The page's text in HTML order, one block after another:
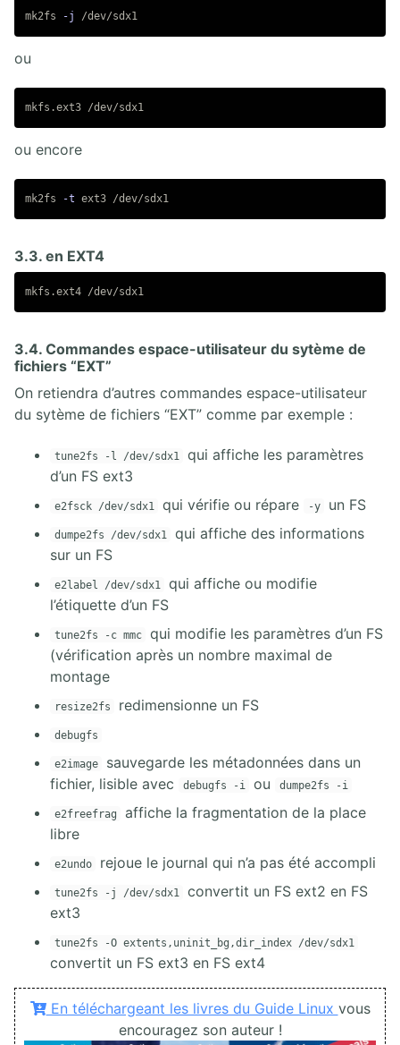
mk2fs -j
ou
ou encore
mk2fs -t
3.3. en EXT4
3.4. Commandes espace-utilisateur du sytème de
fichiers “EXT”
On retiendra d’autres commandes espace-utilisateur
du sytème de fichiers “EXT” comme par exemple :
tune2fs -l /dev/sdx1
qui affiche les paramètres
d’un FS ext3
e2fsck /dev/sdx1 qui vérifie ou répare -y un FS
dumpe2fs /dev/sdx1
qui affiche des informations
sur un FS
e2label /dev/sdx1
qui affiche ou modifie
l’étiquette d’un FS
tune2fs -c mmc
qui modifie les paramètres d’un FS
(vérification après un nombre maximal de
montage
resize2fs redimensionne un FS
debugfs
e2image
sauvegarde les métadonnées dans un
fichier, lisible avec
debugfs -i ou dumpe2fs -i
e2freefrag
affiche la fragmentation de la place
libre
e2undo rejoue le journal qui n’a pas été accompli
tune2fs -j /dev/sdx1
convertit un FS ext2 en FS
ext3
tune2fs -O extents,uninit_bg,dir_index /dev/sdx1
convertit un FS ext3 en FS ext4
En téléchargeant les livres du Guide Linux vous
encouragez son auteur !